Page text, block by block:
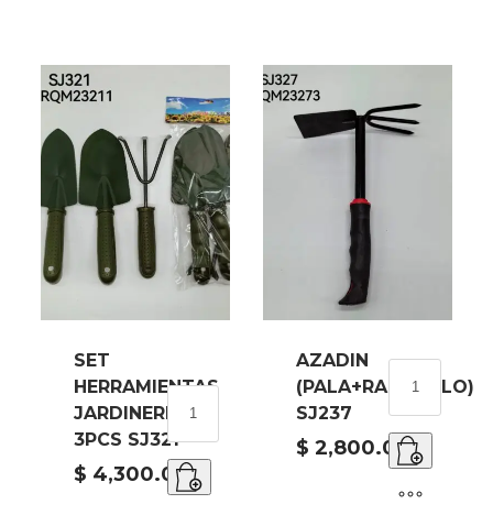
SET
HERRAMIENTAS
JARDINERIA
3PCS SJ321
$ 4,300.00
SET
HERRAMIENTAS
JARDINERIA
3PCS
SJ321
AZADIN
(PALA+RASTRILLO)
SJ237
$ 2,800.00
SJ237
cantidad